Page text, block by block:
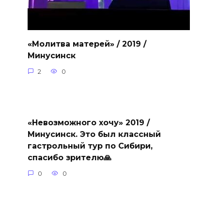
«Молитва матерей» / 2019 /
Минусинск
2 0
«Невозможного хочу» 2019 /
Минусинск. Это был классный
гастрольный тур по Сибири,
спасибо зрителю🙏
0 0